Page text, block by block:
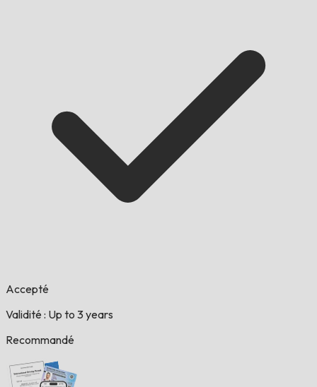
Accepté
Validité : Up to 3 years
Recommandé